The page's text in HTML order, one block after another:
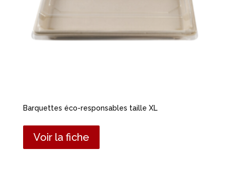
Barquettes éco-responsables taille XL
Voir la fiche